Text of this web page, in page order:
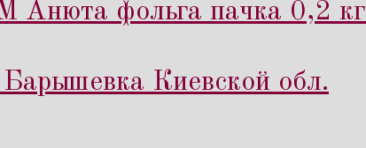
Анюта фольга пачка 0,2 кг
Киевской обл.